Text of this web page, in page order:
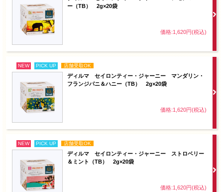
ー（TB） 2g×20袋
価格:1,620円(税込)
NEW PICK UP 店舗受取OK
ディルマ セイロンティー・ジャーニー マンダリン・
フランジパニ＆ハニー（TB） 2g×20袋
価格:1,620円(税込)
NEW PICK UP 店舗受取OK
ディルマ セイロンティー・ジャーニー ストロベリー
＆ミント（TB） 2g×20袋
価格:1,620円(税込)